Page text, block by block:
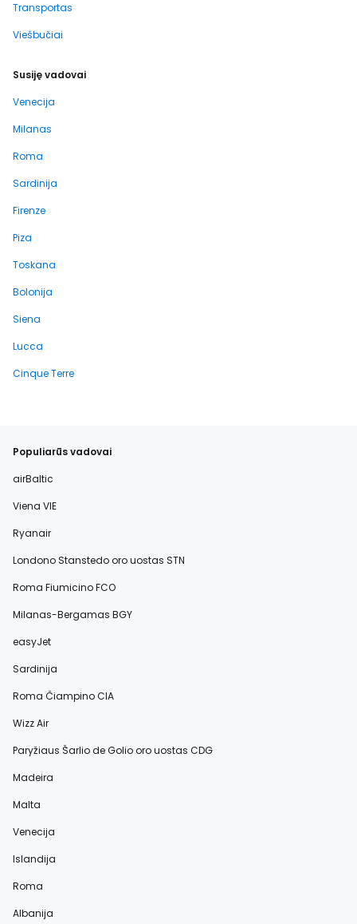
Transportas
Viešbučiai
Susiję vadovai
Venecija
Milanas
Roma
Sardinija
Firenze
Piza
Toskana
Bolonija
Siena
Lucca
Cinque Terre
Populiarūs vadovai
airBaltic
Viena VIE
Ryanair
Londono Stanstedo oro uostas STN
Roma Fiumicino FCO
Milanas-Bergamas BGY
easyJet
Sardinija
Roma Čiampino CIA
Wizz Air
Paryžiaus Šarlio de Golio oro uostas CDG
Madeira
Malta
Venecija
Islandija
Roma
Albanija